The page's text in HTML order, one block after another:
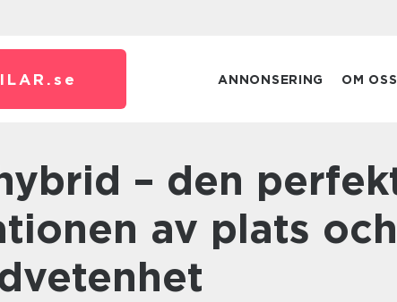
se ANNONSERING OM OSS
av plats och